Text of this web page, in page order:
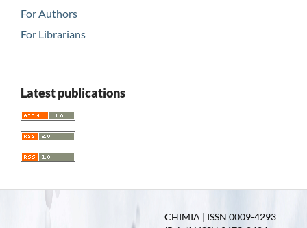
For Authors
For Librarians
Latest publications
CHIMIA | ISSN 0009-4293